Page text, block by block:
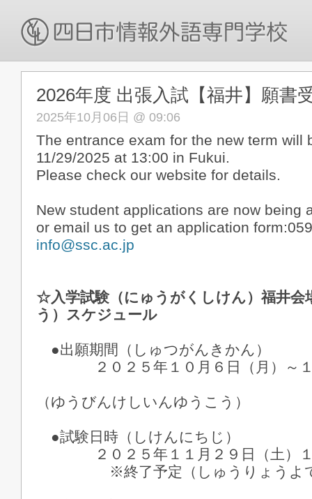
2026年度 出張入試【福井】願書
2025年10月06日 @ 09:06
The entrance exam for the new term will
11/29/2025 at 13:00 in Fukui.
Please check our website for details.
New student applications are now being
or email us to get an application
info@ssc.ac.jp
☆入学試験（にゅうがくしけん）福井会
う）スケジュール
●出願期間（しゅつがんきかん）
２０２５年１０月６日（月）～
（ゆうびんけしいんゆうこう）
●試験日時（しけんにちじ）
２０２５年１１月２９日（土）１
※終了予定（しゅうりょうよて